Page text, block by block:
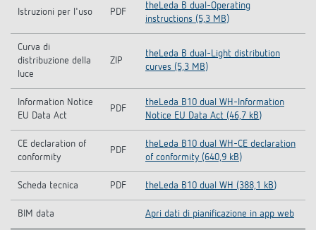
Istruzioni per l'uso PDF
theLeda B dual-Operating
instructions (5,3 MB)
Curva di
distribuzione della
luce
ZIP
theLeda B dual-Light distribution
curves (5,3 MB)
Information Notice
EU Data Act
PDF
theLeda B10 dual WH-Information
Notice EU Data Act (46,7 kB)
CE declaration of
conformity
PDF
theLeda B10 dual WH-CE declaration
of conformity (640,9 kB)
Scheda tecnica PDF theLeda B10 dual WH (388,1 kB)
BIM data Apri dati di pianificazione in app web